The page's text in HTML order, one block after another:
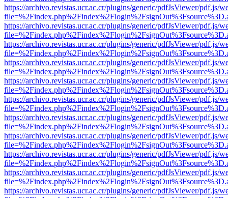
https://archivo.revistas.ucr.ac.cr/plugins/generic/pdfJsViewer/pdf.js/
https://archivo.revistas.ucr.ac.cr/plugins/generic/pdfJsViewer/pdf.js/
https://archivo.revistas.ucr.ac.cr/plugins/generic/pdfJsViewer/pdf.js/
https://archivo.revistas.ucr.ac.cr/plugins/generic/pdfJsViewer/pdf.js/
https://archivo.revistas.ucr.ac.cr/plugins/generic/pdfJsViewer/pdf.js/
https://archivo.revistas.ucr.ac.cr/plugins/generic/pdfJsViewer/pdf.js/
https://archivo.revistas.ucr.ac.cr/plugins/generic/pdfJsViewer/pdf.js/
https://archivo.revistas.ucr.ac.cr/plugins/generic/pdfJsViewer/pdf.js/
https://archivo.revistas.ucr.ac.cr/plugins/generic/pdfJsViewer/pdf.js/
https://archivo.revistas.ucr.ac.cr/plugins/generic/pdfJsViewer/pdf.js/
https://archivo.revistas.ucr.ac.cr/plugins/generic/pdfJsViewer/pdf.js/